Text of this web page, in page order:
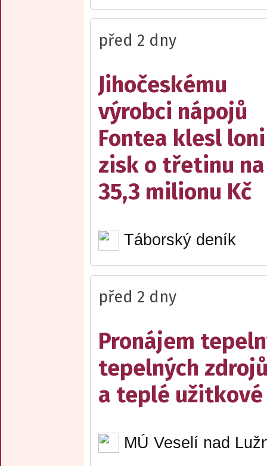
před 2 dny
Jihočeskému
výrobci nápojů
Fontea klesl loni
zisk o třetinu na
35,3 milionu Kč
Táborský deník
před 2 dny
Pronájem
tepelných
a teplé užitkové
MÚ Veselí nad